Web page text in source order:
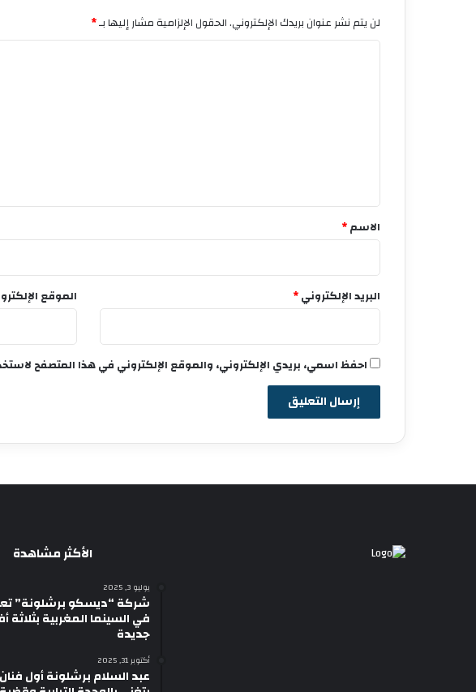
لن يتم نشر عنوان بريدك الإلكتروني.الحقول الإلزامية مشار إليها بـ*
*
الاسم*
البريد الإلكتروني* الموقع
احفظ اسمي، بريدي الإلكتروني، والموقع الإلكتروني في هذا المتصفح
الأكثر مشاهدة
يوليو 3, 2025
شركة “ديسكو برشلونة”
في السينما المغربية بثلاثة
جديدة
أكتوبر 31, 2025
عبد السلام برشلونة أول